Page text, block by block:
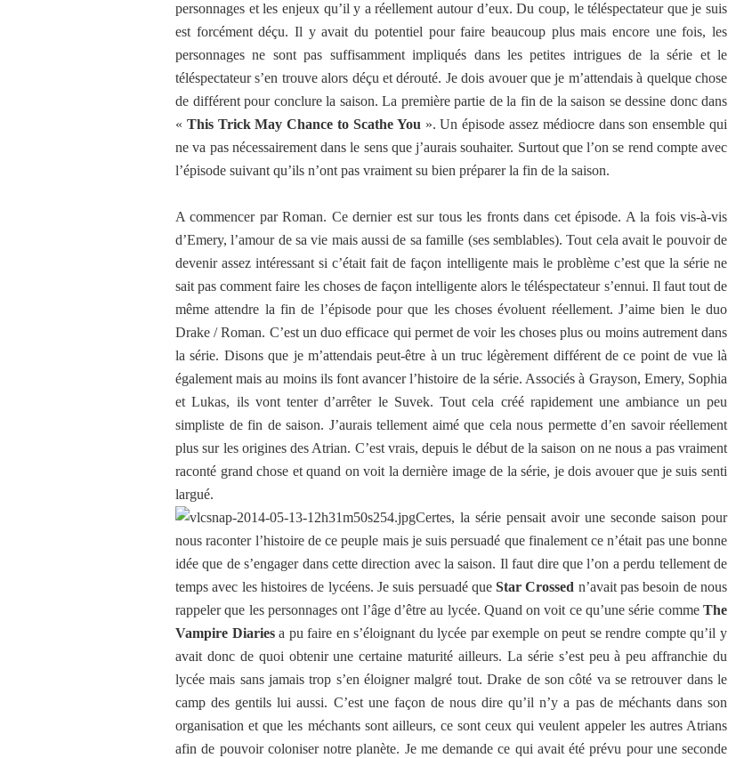
personnages et les enjeux qu’il y a réellement autour d’eux. Du coup, le téléspectateur que je suis
est forcément déçu. Il y avait du potentiel pour faire beaucoup plus mais encore une fois, les
personnages ne sont pas suffisamment impliqués dans les petites intrigues de la série et le
téléspectateur s’en trouve alors déçu et dérouté. Je dois avouer que je m’attendais à quelque chose
de différent pour conclure la saison. La première partie de la fin de la saison se dessine donc dans
« This Trick May Chance to Scathe You ». Un épisode assez médiocre dans son ensemble qui
ne va pas nécessairement dans le sens que j’aurais souhaiter. Surtout que l’on se rend compte avec
l’épisode suivant qu’ils n’ont pas vraiment su bien préparer la fin de la saison.
A commencer par Roman. Ce dernier est sur tous les fronts dans cet épisode. A la fois vis-à-vis
d’Emery, l’amour de sa vie mais aussi de sa famille (ses semblables). Tout cela avait le pouvoir de
devenir assez intéressant si c’était fait de façon intelligente mais le problème c’est que la série ne
sait pas comment faire les choses de façon intelligente alors le téléspectateur s’ennui. Il faut tout de
même attendre la fin de l’épisode pour que les choses évoluent réellement. J’aime bien le duo
Drake / Roman. C’est un duo efficace qui permet de voir les choses plus ou moins autrement dans
la série. Disons que je m’attendais peut-être à un truc légèrement différent de ce point de vue là
également mais au moins ils font avancer l’histoire de la série. Associés à Grayson, Emery, Sophia
et Lukas, ils vont tenter d’arrêter le Suvek. Tout cela créé rapidement une ambiance un peu
simpliste de fin de saison. J’aurais tellement aimé que cela nous permette d’en savoir réellement
plus sur les origines des Atrian. C’est vrais, depuis le début de la saison on ne nous a pas vraiment
raconté grand chose et quand on voit la dernière image de la série, je dois avouer que je suis senti
largué.
Certes, la série pensait avoir une seconde saison pour
nous raconter l’histoire de ce peuple mais je suis persuadé que finalement ce n’était pas une bonne
idée que de s’engager dans cette direction avec la saison. Il faut dire que l’on a perdu tellement de
temps avec les histoires de lycéens. Je suis persuadé queStar Crossed n’avait pas besoin de nous
rappeler que les personnages ont l’âge d’être au lycée. Quand on voit ce qu’une série comme The
Vampire Diariesa pu faire en s’éloignant du lycée par exemple on peut se rendre compte qu’il y
avait donc de quoi obtenir une certaine maturité ailleurs. La série s’est peu à peu affranchie du
lycée mais sans jamais trop s’en éloigner malgré tout. Drake de son côté va se retrouver dans le
camp des gentils lui aussi. C’est une façon de nous dire qu’il n’y a pas de méchants dans son
organisation et que les méchants sont ailleurs, ce sont ceux qui veulent appeler les autres Atrians
afin de pouvoir coloniser notre planète. Je me demande ce qui avait été prévu pour une seconde